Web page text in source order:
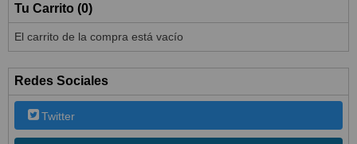
Tu Carrito (0)
El carrito de la compra está vacío
Redes Sociales
Twitter